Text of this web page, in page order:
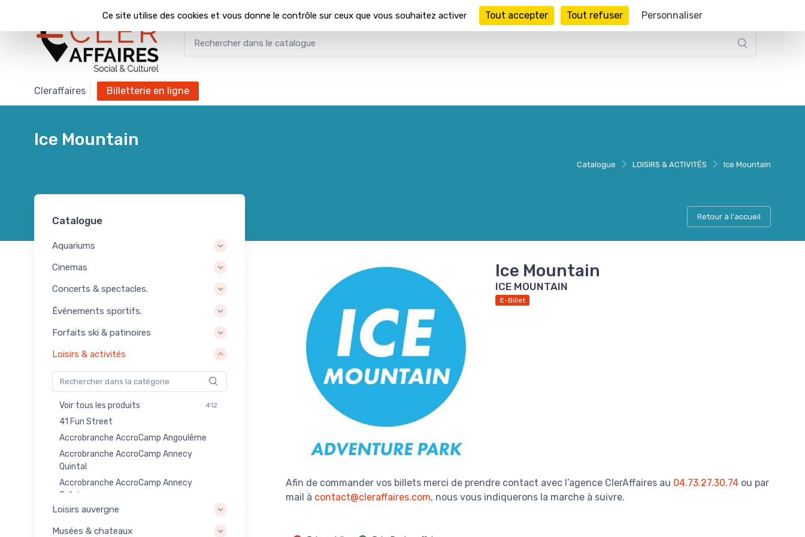
Cleraffaires billetterie en ligne
Ice Mountain
Catalogue LOISIRS & ACTIVITÉS Ice Mountain
Catalogue
Aquariums
Cinemas
Concerts & spectacles.
Événements sportifs.
Forfaits ski & patinoires
Loisirs & activités
Voir tous les produits 412
41 Fun Street
Accrobranche AccroCamp Angoulême
Accrobranche AccroCamp Annecy
Quintal
Accrobranche AccroCamp Annecy
Talloires
Accrobranche AccroCamp Annemasse
Loisirs auvergne
Musées & chateaux
Retour à l'accueil
Ice Mountain
ICE MOUNTAIN
E-Billet
Afin de commander vos billets merci de prendre contact avec l’agence ClerAffaires au 04.73.27.30.74 ou par
mail à contact@cleraffaires.com, nous vous indiquerons la marche à suivre.
Ce site utilise des cookies et vous donne le contrôle sur ceux que vous souhaitez activer Tout accepter Tout refuser Personnaliser